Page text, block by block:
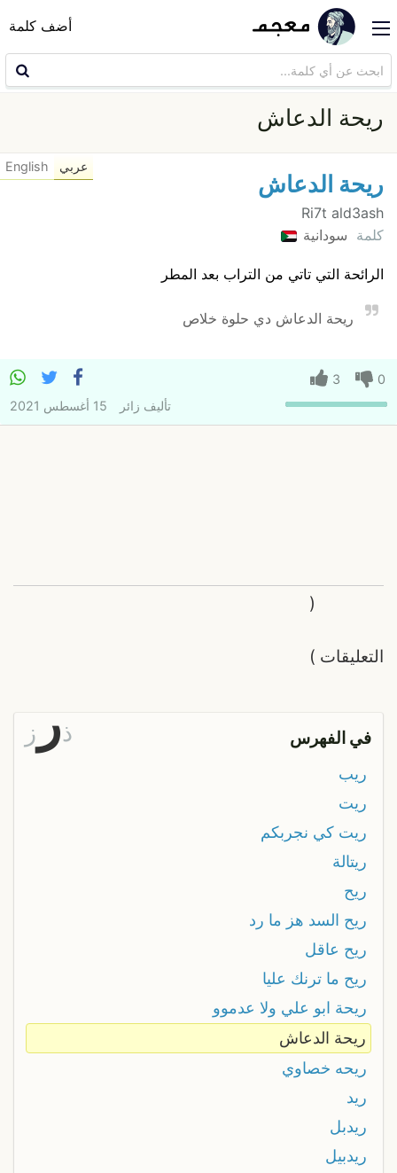
أضف كلمة
ريحة الدعاش
ريحة الدعاش
Ri7t ald3ash
كلمة سودانية
الرائحة التي تاتي من التراب بعد المطر
ريحة الدعاش دي حلوة خلاص
عربي English
0
3
تأليف زائر 15 أغسطس 2021
التعليقات
(
)
في الفهرس ذر ز
ريب
ريت
ريت كي نجربكم
ريتالة
ريح
ريح السد هز ما رد
ريح عاقل
ريح ما ترنك عليا
ريحة ابو علي ولا عدموو
ريحة الدعاش
ريحه خصاوي
ريد
ريدبل
ريدبيل